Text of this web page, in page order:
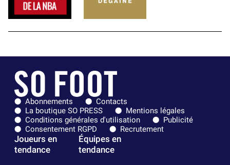
Abonnements
Contacts
La boutique SO PRESS
Mentions légales
Conditions générales d'utilisation
Publicité
Consentement RGPD
Recrutement
Joueurs en
tendance
Équipes en
tendance